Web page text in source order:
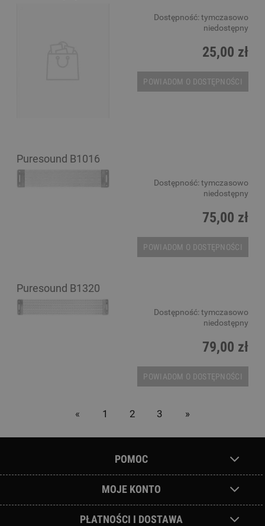
Dostępność: tymczasowo
niedostępny
25,00 zł
POWIADOM O DOSTĘPNOŚCI
Puresound B1016
Dostępność: tymczasowo
niedostępny
75,00 zł
POWIADOM O DOSTĘPNOŚCI
Puresound B1320
Dostępność: tymczasowo
niedostępny
79,00 zł
POWIADOM O DOSTĘPNOŚCI
« 1 2 3 »
POMOC
MOJE KONTO
PŁATNOŚCI I DOSTAWA